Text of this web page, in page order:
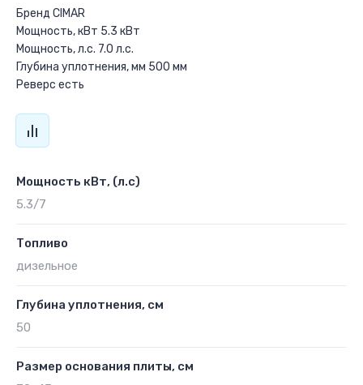
Бренд CIMAR
Мощность, кВт 5.3 кВт
Мощность, л.с. 7.0 л.с.
Глубина уплотнения, мм 500 мм
Реверс есть
Мощность кВт, (л.с)
5.3/7
Топливо
дизельное
Глубина уплотнения, см
50
Размер основания плиты, см